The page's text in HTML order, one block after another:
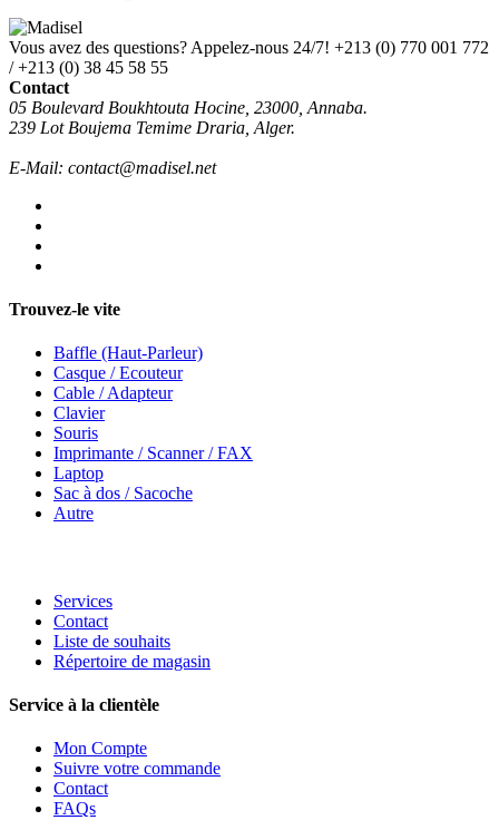
Vous avez des questions? Appelez-nous 24/7! +213 (0) 770 001 772
/ +213 (0) 38 45 58 55
Contact
05 Boulevard Boukhtouta Hocine, 23000, Annaba.
239 Lot Boujema Temime Draria, Alger.
E-Mail: contact@madisel.net
Trouvez-le vite
Baffle (Haut-Parleur)
Casque / Ecouteur
Cable / Adapteur
Clavier
Souris
Imprimante / Scanner / FAX
Laptop
Sac à dos / Sacoche
Autre
Services
Contact
Liste de souhaits
Répertoire de magasin
Service à la clientèle
Mon Compte
Suivre votre commande
Contact
FAQs